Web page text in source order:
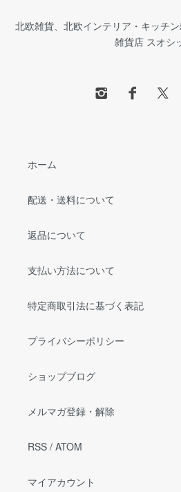
北欧雑貨、北欧インテリア・キッチ
雑貨店 スオシ
ホーム
配送・送料について
返品について
支払い方法について
特定商取引法に基づく表記
プライバシーポリシー
ショップブログ
メルマガ登録・解除
RSS / ATOM
マイアカウント